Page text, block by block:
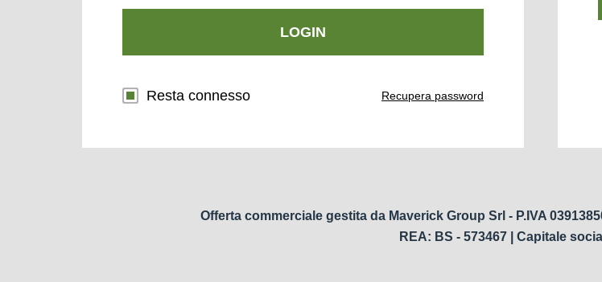
LOGIN
Resta connesso Recupera password
Offerta commerciale gestita da Maverick Group Srl - P.IVA
REA: BS - 573467 | Capitale